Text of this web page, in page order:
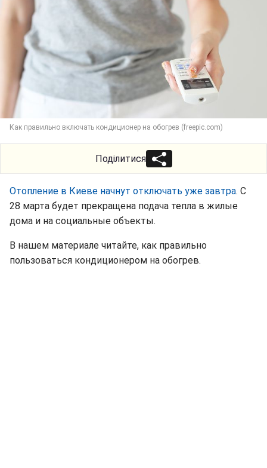
Как правильно включать кондиционер на обогрев (freepic.com)
Поділитися
Отопление в Киеве начнут отключать уже завтра. С
28 марта будет прекращена подача тепла в жилые
дома и на социальные объекты.
В нашем материале читайте, как правильно
пользоваться кондиционером на обогрев.